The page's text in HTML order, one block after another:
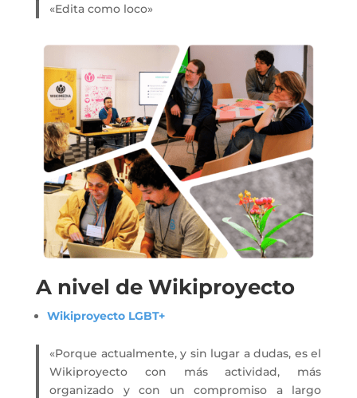
«Edita como loco»
A nivel de Wikiproyecto
Wikiproyecto LGBT+
«Porque actualmente, y sin lugar a dudas, es el
Wikiproyecto con más actividad, más
organizado y con un compromiso a largo